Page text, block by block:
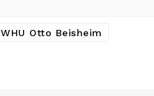
WHU Otto Beisheim